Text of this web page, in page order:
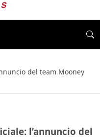
del team Mooney
l’annuncio del